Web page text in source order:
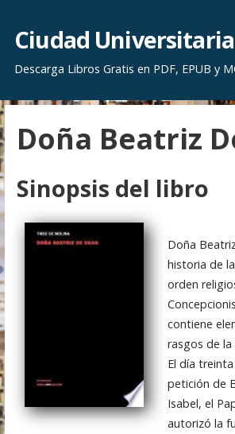
r
a
l
c
o
n
e
n
i
d
o
Ciudad Universitaria
Descarga Libros Gratis en PDF, EPUB y
Doña Beatriz
Sinopsis del libro
Doña
historia de
orden
contiene
rasgos de la
El día
petición de
Isabel, el
autorizó la